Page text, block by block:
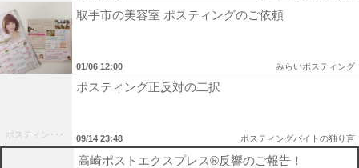
取手市の美容室 ポスティングのご依頼
01/06 12:00 みらいポスティング
ポスティン･･･
ポスティング正反対の二択
09/14 23:48 ポスティングバイトの独り言
高崎ポストエクスプレス®反響のご報告！